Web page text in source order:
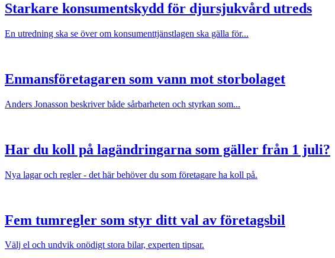
Starkare konsumentskydd för djursjukvård utreds
En utredning ska se över om konsumenttjänstlagen ska gälla för...
Enmansföretagaren som vann mot storbolaget
Anders Jonasson beskriver både sårbarheten och styrkan som...
Har du koll på lagändringarna som gäller från 1 juli?
Nya lagar och regler - det här behöver du som företagare ha koll på.
Fem tumregler som styr ditt val av företagsbil
Välj el och undvik onödigt stora bilar, experten tipsar.